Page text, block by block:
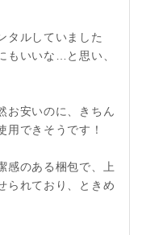
タルしていました
もいいな…と思い、
お安いのに、きちん
用できそうです！
感のある梱包で、上
られており、ときめ